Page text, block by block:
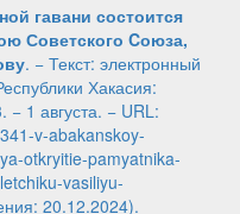
гавани состоится
Советского Cоюза,
. − Текст: электронный
Хакасия:
1 августа. − URL:
v-abakanskoy-
otkryitie-pamyatnika-
vasiliyu-
20.12.2024).